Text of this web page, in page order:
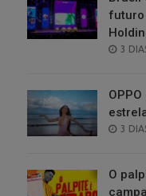
futuro
3
3
O